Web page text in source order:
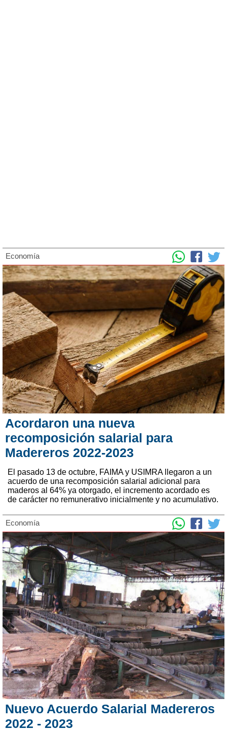
Economía
Acordaron una nueva
recomposición salarial para
Madereros 2022-2023
El pasado 13 de octubre, FAIMA y USIMRA llegaron a un
acuerdo de una recomposición salarial adicional para
maderos al 64% ya otorgado, el incremento acordado es
de carácter no remunerativo inicialmente y no acumulativo.
Economía
Nuevo Acuerdo Salarial Madereros
2022 - 2023